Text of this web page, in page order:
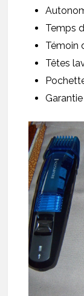
Temps
Témoin
Têtes